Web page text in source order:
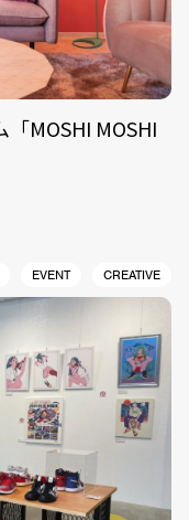
MOSHI MOSHI
EVENT CREATIVE